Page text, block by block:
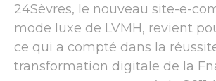
24Sèvres, le nouveau site-e-
mode luxe de LVMH, revient
ce qui a compté dans la
transformation digitale de la